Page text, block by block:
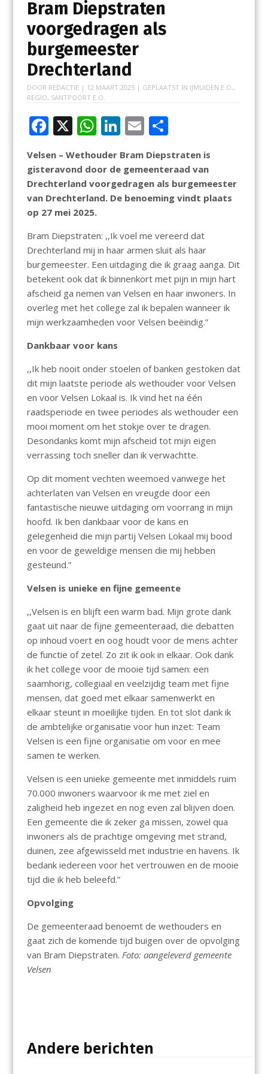
Bram Diepstraten
voorgedragen als
burgemeester
Drechterland
DOOR REDACTIE | 12 MAART 2025| GEPLAATST IN IJMUIDEN E.O. ,
REGIO, SANTPOORT E.O.
F
e
b
o
o
k
X W
h
at
s
A
p
p
Li
k
e
dI
E
m
ai
l
D
e
n
Velsen – Wethouder Bram Diepstraten is
gisteravond door de gemeenteraad van
Drechterland voorgedragen als burgemeester
van Drechterland. De benoeming vindt plaats
op 27 mei 2025.
Bram Diepstraten: ,,Ik voel me vereerd dat
Drechterland mij in haar armen sluit als haar
burgemeester. Een uitdaging die ik graag aanga. Dit
betekent ook dat ik binnenkort met pijn in mijn hart
afscheid ga nemen van Velsen en haar inwoners. In
overleg met het college zal ik bepalen wanneer ik
mijn werkzaamheden voor Velsen beëindig.”
Dankbaar voor kans
,,Ik heb nooit onder stoelen of banken gestoken dat
dit mijn laatste periode als wethouder voor Velsen
en voor Velsen Lokaal is. Ik vind het na één
raadsperiode en twee periodes als wethouder een
mooi moment om het stokje over te dragen.
Desondanks komt mijn afscheid tot mijn eigen
verrassing toch sneller dan ik verwachtte.
Op dit moment vechten weemoed vanwege het
achterlaten van Velsen en vreugde door een
fantastische nieuwe uitdaging om voorrang in mijn
hoofd. Ik ben dankbaar voor de kans en
gelegenheid die mijn partij Velsen Lokaal mij bood
en voor de geweldige mensen die mij hebben
gesteund.”
Velsen is unieke en fijne gemeente
,,Velsen is en blijft een warm bad. Mijn grote dank
gaat uit naar de fijne gemeenteraad, die debatten
op inhoud voert en oog houdt voor de mens achter
de functie of zetel. Zo zit ik ook in elkaar. Ook dank
ik het college voor de mooie tijd samen: een
saamhorig, collegiaal en veelzijdig team met fijne
mensen, dat goed met elkaar samenwerkt en
elkaar steunt in moeilijke tijden. En tot slot dank ik
de ambtelijke organisatie voor hun inzet: Team
Velsen is een fijne organisatie om voor en mee
samen te werken.
Velsen is een unieke gemeente met inmiddels ruim
70.000 inwoners waarvoor ik me met ziel en
zaligheid heb ingezet en nog even zal blijven doen.
Een gemeente die ik zeker ga missen, zowel qua
inwoners als de prachtige omgeving met strand,
duinen, zee afgewisseld met industrie en havens. Ik
bedank iedereen voor het vertrouwen en de mooie
tijd die ik heb beleefd.”
Opvolging
De gemeenteraad benoemt de wethouders en
gaat zich de komende tijd buigen over de opvolging
van Bram Diepstraten. Foto: aangeleverd gemeente
Velsen
Andere berichten